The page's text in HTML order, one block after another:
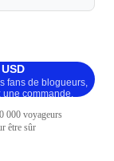
fans de blogueurs,
une commande.
000 voyageurs
être sûr